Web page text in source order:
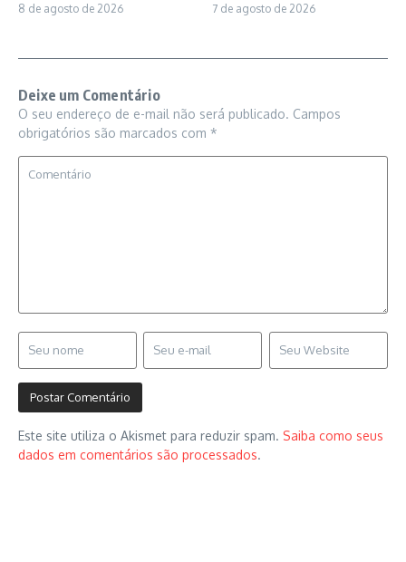
8 de agosto de 2026 7 de agosto de 2026
Deixe um Comentário
O seu endereço de e-mail não será publicado. Campos
obrigatórios são marcados com *
Este site utiliza o Akismet para reduzir spam. Saiba como seus
dados em comentários são processados.